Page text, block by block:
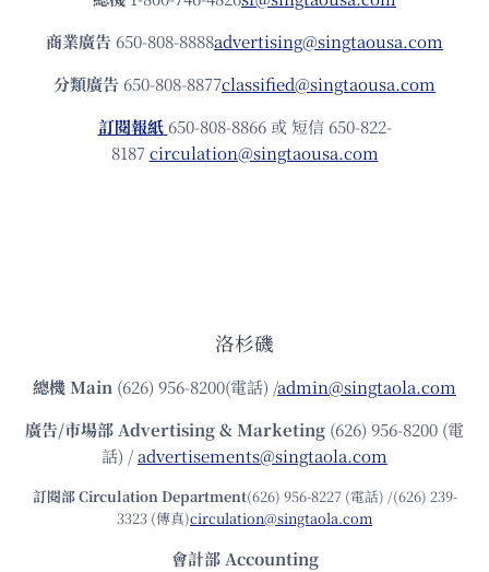
商業廣告 650-808-8888advertising@singtaousa.com
分類廣告 650-808-8877classified@singtaousa.com
訂閱報紙 650-808-8866 或 短信 650-822-
8187circulation@singtaousa.com
洛杉磯
總機Main (626) 956-8200(電話) /admin@singtaola.com
廣告/市場部Advertising & Marketing (626) 956-8200 (電
話) /advertisements@singtaola.com
訂閱部 Circulation Department(626) 956-8227 (電話) /(626) 239-
3323 (傳真)circulation@singtaola.com
會計部 Accounting